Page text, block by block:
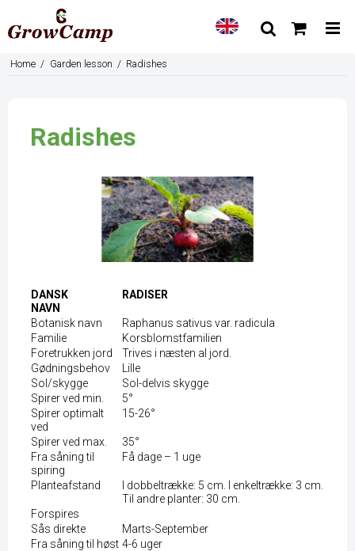
Home / Garden lesson / Radishes
Radishes
DANSK
NAVN
RADISER
Botanisk navn
Raphanus sativus var. radicula
Familie
Korsblomstfamilien
Foretrukken jord
Trives i næsten al jord.
Gødningsbehov
Lille
Sol/skygge
Sol-delvis skygge
Spirer ved min.
5°
Spirer optimalt
ved
15-26°
Spirer ved max.
35°
Fra såning til
spiring
Få dage – 1 uge
Planteafstand
I dobbeltrække: 5 cm. I enkeltrække: 3 cm.
Til andre planter: 30 cm.
Forspires
Sås direkte
Marts-September
Fra såning til høst 4-6 uger